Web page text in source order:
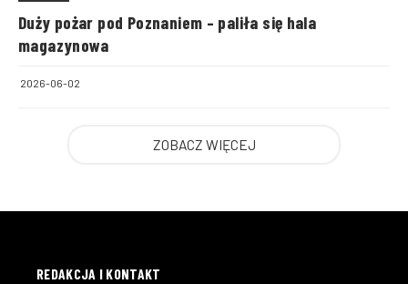
Duży pożar pod Poznaniem – paliła się hala
magazynowa
2026-06-02
ZOBACZ WIĘCEJ
REDAKCJA I KONTAKT